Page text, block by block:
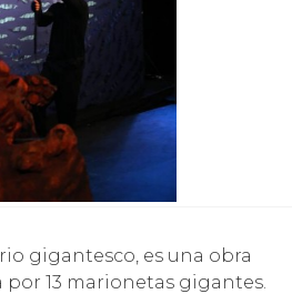
13 marionetas gigantes.